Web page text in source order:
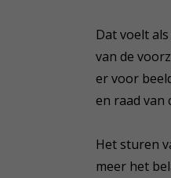
Dat voelt
van de
er voor
en raad van
Het sturen
meer het